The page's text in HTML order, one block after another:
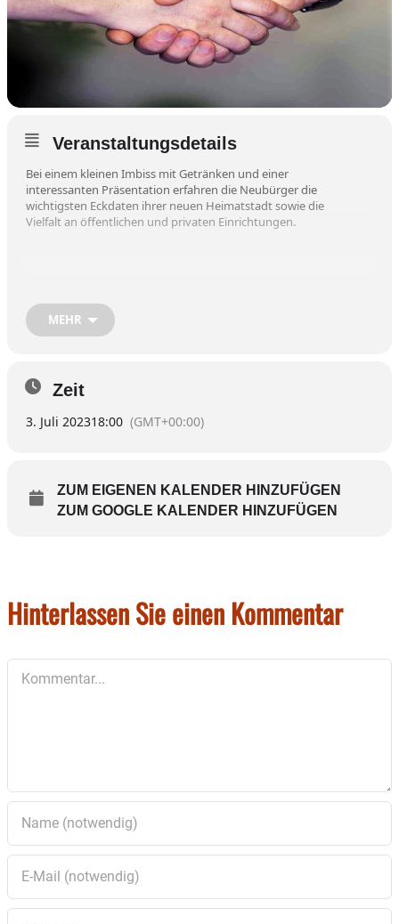
Veranstaltungsdetails
Bei einem kleinen Imbiss mit Getränken und einer
interessanten Präsentation erfahren die Neubürger die
wichtigsten Eckdaten ihrer neuen Heimatstadt sowie die
Vielfalt an öffentlichen und privaten Einrichtungen.
An kleinen Infoständen kann man sich zu den
„Wirtschaft“ sowie „Sport und Vereine“ informieren.
Im Anschluss sind die Teilnehmer zu einer Stadtführung
Alle im letzten Kalenderjahr zugezogenen Bürger haben dazu
MEHR
Zeit
3. Juli 202318:00 (GMT+00:00)
ZUM EIGENEN KALENDER HINZUFÜGEN
ZUM GOOGLE KALENDER HINZUFÜGEN
Hinterlassen Sie einen Kommentar